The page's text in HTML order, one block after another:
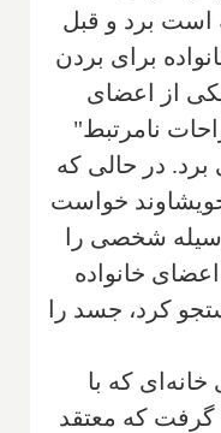
است برد و قبل
برای بردن
یکی از اعضای
نامرتبط"
برد. در حالی که
خویشاوند خواست
شخصی را
خانواده
کرد، جسد را
که با
گرفت که معتقد